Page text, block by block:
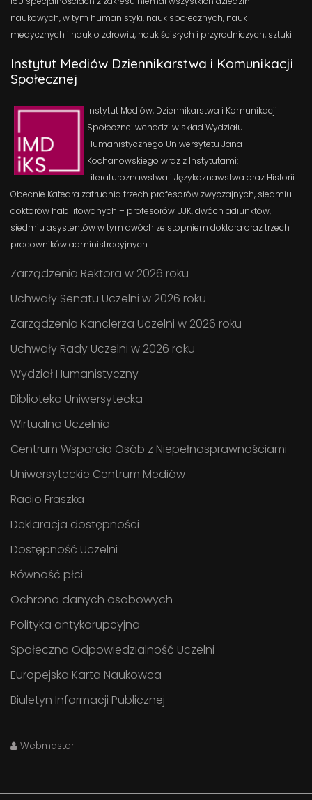
naukowych, w tym humanistyki, nauk społecznych, nauk
medycznych i nauk o zdrowiu, nauk ścisłych i przyrodniczych, sztuki
Instytut Mediów Dziennikarstwa i Komunikacji
Społecznej
Instytut Mediów, Dziennikarstwa i Komunikacji
Społecznej wchodzi w skład Wydziału
Humanistycznego Uniwersytetu Jana
Kochanowskiego wraz z Instytutami:
Literaturoznawstwa i Językoznawstwa oraz Historii.
Obecnie Katedra zatrudnia trzech profesorów zwyczajnych, siedmiu
doktorów habilitowanych – profesorów UJK, dwóch adiunktów,
siedmiu asystentów w tym dwóch ze stopniem doktora oraz trzech
pracowników administracyjnych.
Zarządzenia Rektora w 2026 roku
Uchwały Senatu Uczelni w 2026 roku
Zarządzenia Kanclerza Uczelni w 2026 roku
Uchwały Rady Uczelni w 2026 roku
Wydział Humanistyczny
Biblioteka Uniwersytecka
Wirtualna Uczelnia
Centrum Wsparcia Osób z Niepełnosprawnościami
Uniwersyteckie Centrum Mediów
Radio Fraszka
Deklaracja dostępności
Dostępność Uczelni
Równość płci
Ochrona danych osobowych
Polityka antykorupcyjna
Społeczna Odpowiedzialność Uczelni
Europejska Karta Naukowca
Biuletyn Informacji Publicznej
Webmaster